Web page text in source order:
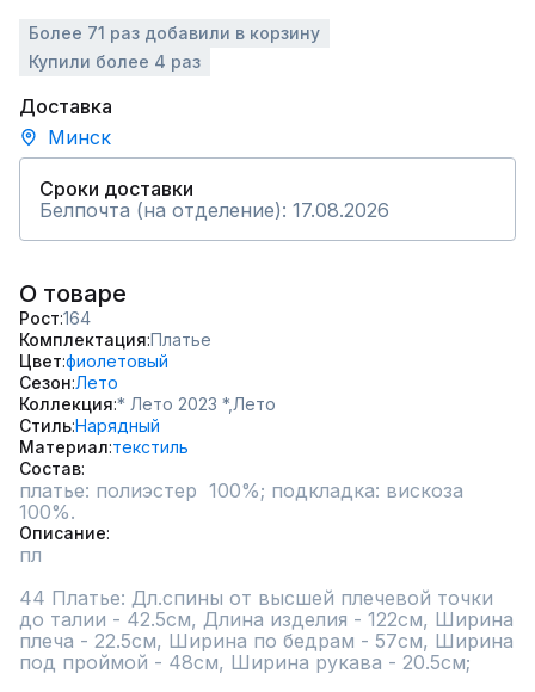
Более 71 раз добавили в корзину
Купили более 4 раз
Доставка
Минск
Сроки доставки
Белпочта (на отделение): 17.08.2026
О товаре
Рост 164
Комплектация Платье
Цвет фиолетовый
Сезон Лето
Коллекция * Лето 2023 *, Лето
СтильНарядный
Материал текстиль
Состав
платье: полиэстер  100%; подкладка: вискоза
100%.
Описание
пл
44 Платье: Дл.спины от высшей плечевой точки
до талии - 42.5см, Длина изделия - 122см, Ширина
плеча - 22.5см, Ширина по бедрам - 57см, Ширина
под проймой - 48см, Ширина рукава - 20.5см;